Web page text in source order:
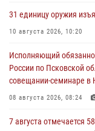
31 единицу оружия
10 августа 2026, 10:20
Исполняющий
России по Псковской
совещании-семинаре
08 августа 2026, 08:24
7 августа отмечается